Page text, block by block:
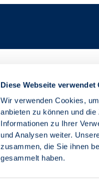
Diese Webseite verwendet
Wir verwenden Cookies,
anbieten zu können und
Informationen zu Ihrer
und Analysen weiter.
zusammen, die Sie ihnen
gesammelt haben.